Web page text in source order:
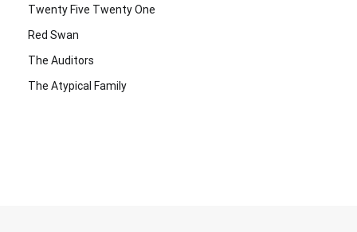
Twenty Five Twenty One
Red Swan
The Auditors
The Atypical Family